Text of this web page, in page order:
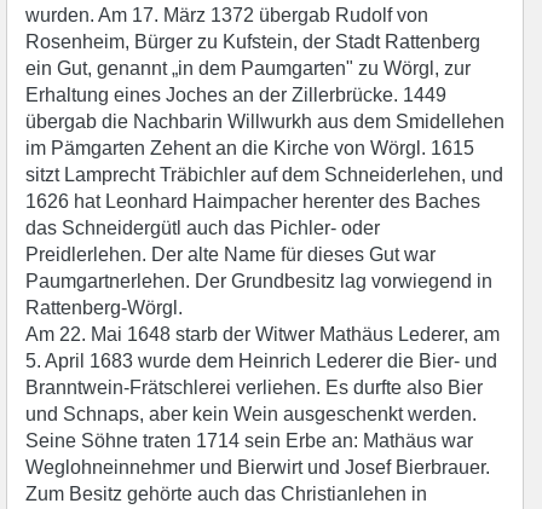
wurden. Am 17. März 1372 übergab Rudolf von
Rosenheim, Bürger zu Kufstein, der Stadt Rattenberg
ein Gut, genannt „in dem Paumgarten" zu Wörgl, zur
Erhaltung eines Joches an der Zillerbrücke. 1449
übergab die Nachbarin Willwurkh aus dem Smidellehen
im Pämgarten Zehent an die Kirche von Wörgl. 1615
sitzt Lamprecht Träbichler auf dem Schneiderlehen, und
1626 hat Leonhard Haimpacher herenter des Baches
das Schneidergütl auch das Pichler- oder
Preidlerlehen. Der alte Name für dieses Gut war
Paumgartnerlehen. Der Grundbesitz lag vorwiegend in
Rattenberg-Wörgl.
Am 22. Mai 1648 starb der Witwer Mathäus Lederer, am
5. April 1683 wurde dem Heinrich Lederer die Bier- und
Branntwein-Frätschlerei verliehen. Es durfte also Bier
und Schnaps, aber kein Wein ausgeschenkt werden.
Seine Söhne traten 1714 sein Erbe an: Mathäus war
Weglohneinnehmer und Bierwirt und Josef Bierbrauer.
Zum Besitz gehörte auch das Christianlehen in